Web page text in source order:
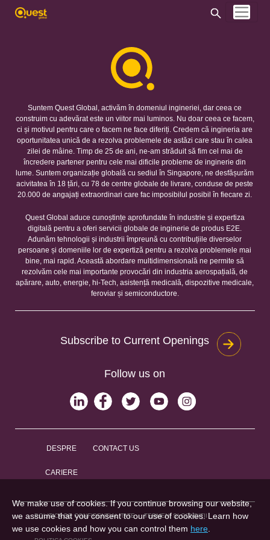
Suntem Quest Global, activăm în domeniul ingineriei, dar ceea ce
construim cu adevărat este un viitor mai luminos. Nu doar ceea ce facem,
ci și motivul pentru care o facem ne face diferiți. Credem că ingineria are
oportunitatea unică de a rezolva problemele de astăzi care stau în calea
zilei de mâine. Timp de 25 de ani, ne-am străduit să fim cel mai de
încredere partener pentru cele mai dificile probleme de inginerie din
lume. Suntem organizație globală cu sediul în Singapore, ne desfășurăm
acivitatea în 18 țări, cu 78 de centre globale de livrare, conduse de peste
20.000 de angajați extraordinari care fac imposibilul posibil în fiecare zi.
Quest Global aduce cunoștințe aprofundate în industrie și expertiza
digitală pentru a oferi servicii globale de inginerie de produs E2E.
Adunăm tehnologii și industrii împreună cu contribuțiile diverselor
persoane și domeniile lor de expertiză pentru a rezolva problemele mai
bine, mai rapid. Această abordare multidimensională ne permite să
rezolvăm cele mai importante provocări din industria aerospațială, de
apărare, auto, energie, hi-Tech, asistență medicală, dispozitive medicale,
feroviar și semiconductore.
Subscribe to Current Openings
Follow us on
DESPRE CONTACT US
CARIERE
POLITICA DE CONFIDENȚIALITATE TERMENI ȘI CONDIȚII
We make use of cookies. If you continue browsing our website,
we assume that you consent to our use of cookies. Learn how
we use cookies and how you can control them here